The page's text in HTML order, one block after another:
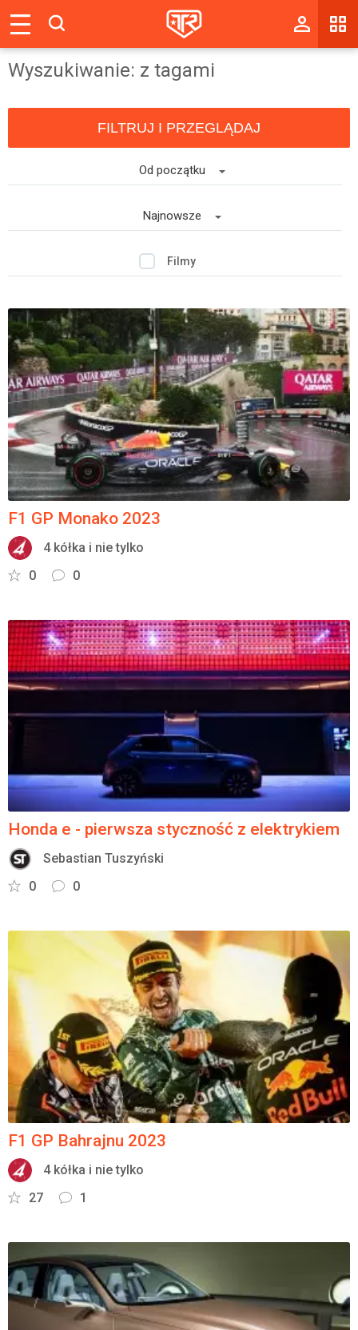
Tablica
Wyniki
Blogi
Galerie
Zaloguj się
Załóż konto
Wyszukiwanie: z tagami
FILTRUJ I PRZEGLĄDAJ
Od początku
Najnowsze
Filmy
F1 GP Monako 2023
4 kółka i nie tylko
0
0
Honda e - pierwsza styczność z elektrykiem
Sebastian Tuszyński
0
0
F1 GP Bahrajnu 2023
4 kółka i nie tylko
27
1